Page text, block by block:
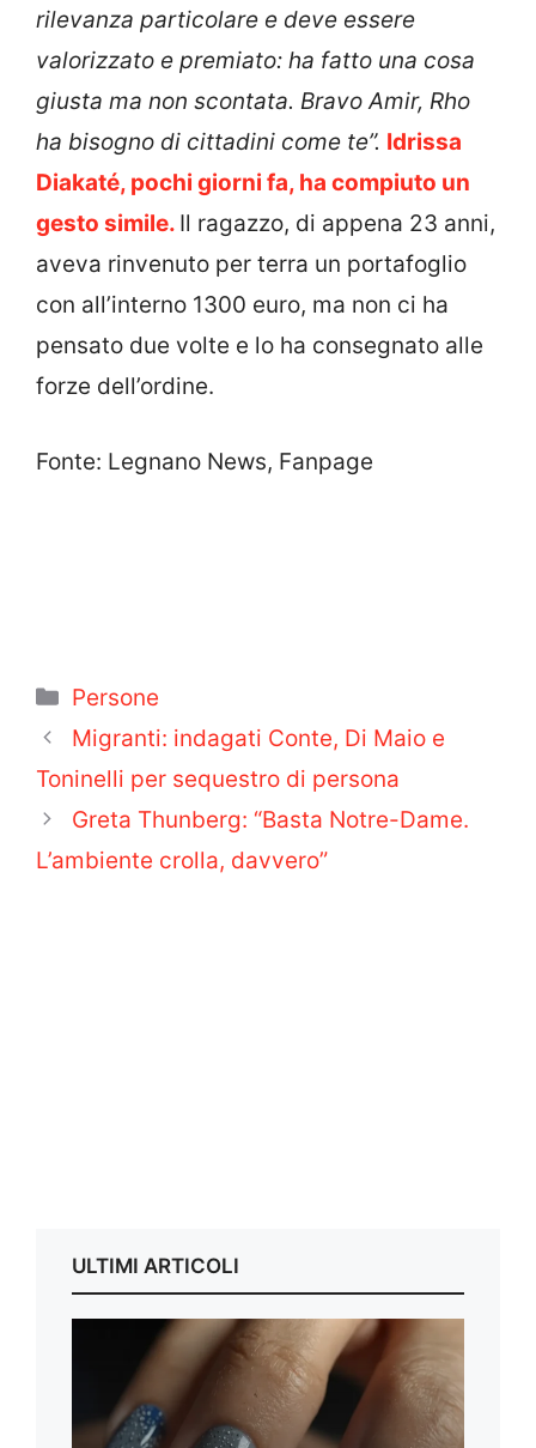
rilevanza particolare e deve essere
valorizzato e premiato: ha fatto una cosa
giusta ma non scontata. Bravo Amir, Rho
ha bisogno di cittadini come te”. Idrissa
Diakaté, pochi giorni fa, ha compiuto un
gesto simile. Il ragazzo, di appena 23 anni,
aveva rinvenuto per terra un portafoglio
con all’interno 1300 euro, ma non ci ha
pensato due volte e lo ha consegnato alle
forze dell’ordine.
Fonte: Legnano News, Fanpage
Categorie
Persone
Migranti: indagati Conte, Di Maio e
Toninelli per sequestro di persona
Greta Thunberg: “Basta Notre-Dame.
L’ambiente crolla, davvero”
ULTIMI ARTICOLI